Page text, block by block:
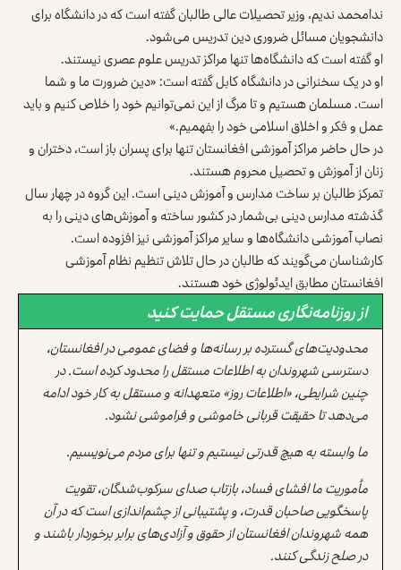
ندامحمد ندیم، وزیر تحصیلات عالی طالبان گفته است که در ‏دانشگاه برای
دانشجویان مسائل ضروری دین تدریس ‏می‌شود.‏
او گفته است که دانشگاه‌ها تنها مراکز تدریس علوم عصری ‏نیستند.‏
او در یک سخنرانی در دانشگاه کابل گفته است: «دین ‏ضرورت ما و شما
است. مسلمان هستیم و تا مرگ از این ‏نمی‌توانیم خود را خلاص کنیم و باید
عمل و فکر و اخلاق ‏اسلامی خود را بفهمیم.»
در حال حاضر مراکز آموزشی افغانستان تنها برای پسران ‏باز است، دختران و
زنان از آموزش و تحصیل محروم ‏هستند.‏
تمرکز طالبان بر ساخت مدارس و آموزش دینی است. این گروه ‏در چهار سال
گذشته مدارس دینی بی‌شمار در کشور ساخته ‏و آموزش‌های دینی را به
نصاب آموزشی دانشگاه‌ها و سایر ‏مراکز آموزشی نیز افزوده است.‏
کارشناسان می‌گویند که طالبان در حال تلاش تنظیم نظام ‏آموزشی
افغانستان مطابق ایدئولوژی خود هستند.‏
از روزنامه‌نگاری مستقل حمایت کنید
محدودیت‌های گسترده بر رسانه‌ها و فضای عمومی در افغانستان،
دسترسی شهروندان به اطلاعات مستقل را محدود کرده است. در
چنین شرایطی، «اطلاعات روز» متعهدانه و مستقل به کار خود ادامه
می‌دهد تا حقیقت قربانی خاموشی و فراموشی نشود.
ما وابسته به هیچ قدرتی نیستیم و تنها برای مردم می‌نویسیم.
مأموریت ما افشای فساد، بازتاب صدای سرکوب‌شدگان، تقویت
پاسخگویی صاحبان قدرت، و پشتیبانی از چشم‌اندازی است که در آن
همه شهروندان افغانستان از حقوق و آزادی‌های برابر برخوردار باشند و
در صلح زندگی کنند.